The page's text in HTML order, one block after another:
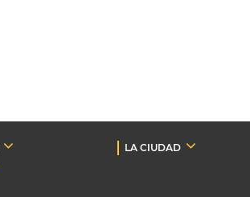
LA CIUDAD